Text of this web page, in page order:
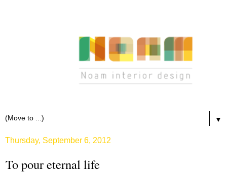
▼
Thursday, September 6, 2012
To pour eternal life